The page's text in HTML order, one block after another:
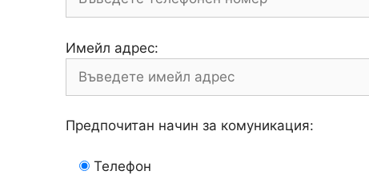
Имейл адрес:
Предпочитан начин за комуникация:
Телефон